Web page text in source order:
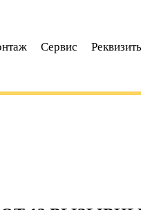
Сервис